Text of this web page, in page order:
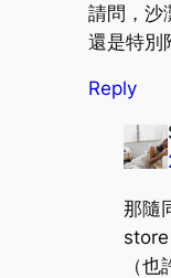
請問，沙
還是特別
Reply
那隨
（